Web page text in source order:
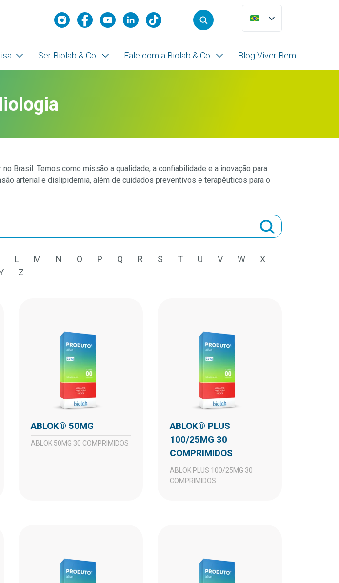
Ser Biolab & Co. Fale com a Biolab & Co. Blog Viver Bem
Brasil. Temos como missão a qualidade, a confiabilidade e a inovação para
arterial e dislipidemia, além de cuidados preventivos e terapêuticos para o
L M N O P Q R S T U V W
X
Z
ABLOK® 50MG
ABLOK 50MG 30 COMPRIMIDOS
ABLOK® PLUS
100/25MG 30
COMPRIMIDOS
ABLOK PLUS 100/25MG 30
COMPRIMIDOS